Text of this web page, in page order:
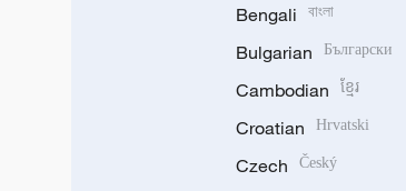
Bengali বাংলা
Bulgarian Български
Cambodian ខ្មែរ
Croatian Hrvatski
Czech Český